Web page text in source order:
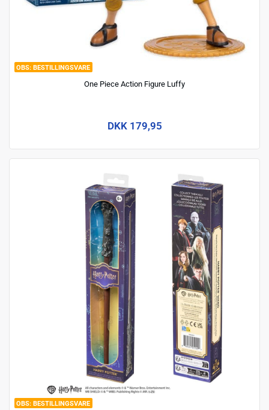
BESTILLINGSVARE
One Piece Action Figure Luffy
DKK 179,95
BESTILLINGSVARE